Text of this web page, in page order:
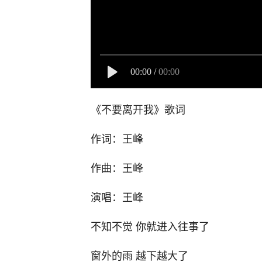
00:00 / 00:00
《不要离开我》歌词
作词：王峰
作曲：王峰
演唱：王峰
不知不觉 你就进入往事了
窗外的雨 越下越大了